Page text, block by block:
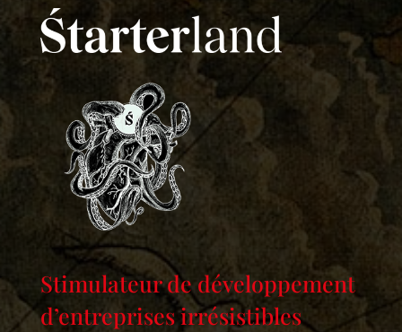
Stimulateur de développement
d’entreprises irrésistibles